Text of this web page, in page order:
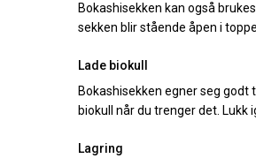
Bokashisekken kan også
sekken blir stående åpen i
Lade biokull
Bokashisekken egner seg
biokull når du trenger det.
Lagring